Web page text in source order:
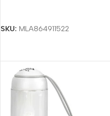
SKU: MLA864911522